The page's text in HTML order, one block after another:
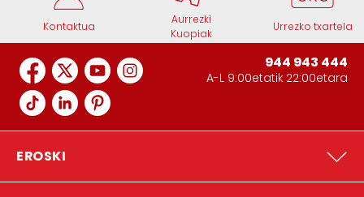
Kontaktua
Aurrezki
Kuopiak
Urrezko txartela
944 943 444
A-L 9:00etatik 22:00etara
EROSKI